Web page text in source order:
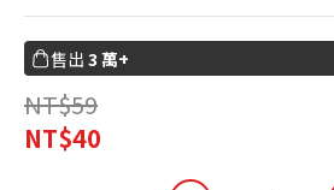
售出 3 萬+
NT$59
NT$40